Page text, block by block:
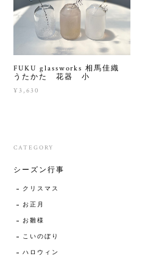
FUKU glassworks 相馬佳織
うたかた 花器 小
¥3,630
CATEGORY
シーズン行事
クリスマス
お正月
お雛様
こいのぼり
ハロウィン